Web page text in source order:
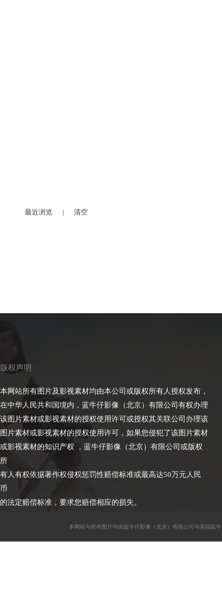
最近浏览 清空
版权声明
本网站所有图片及影视素材均由本公司或版权所有人授权发布，
在中华人民共和国境内，蓝牛仔影像（北京）有限公司有权办理
该图片素材或影视素材的授权使用许可或授权其关联公司办理该
图片素材或影视素材的授权使用许可，如果您侵犯了该图片素材
或影视素材的知识产权 ，蓝牛仔影像（北京）有限公司或版权
所
有人有权依据著作权侵权惩罚性赔偿标准或最高达50万元人民
币
的法定赔偿标准，要求您赔偿相应的损失。
本网站与所有图片均由蓝牛仔影像（北京）有限公司与美国蓝